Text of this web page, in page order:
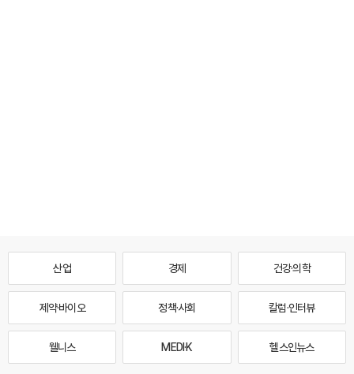
산업 경제 건강·의학
제약·바이오 정책·사회 칼럼·인터뷰
웰니스 MEDI·K 헬스인뉴스